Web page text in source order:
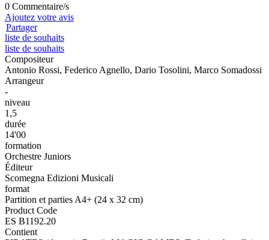
0 Commentaire/s
Ajoutez votre avis
Partager
liste de souhaits
liste de souhaits
Compositeur
Antonio Rossi, Federico Agnello, Dario Tosolini, Marco Somadossi
Arrangeur
-
niveau
1,5
durée
14'00
formation
Orchestre Juniors
Éditeur
Scomegna Edizioni Musicali
format
Partition et parties A4+ (24 x 32 cm)
Product Code
ES B1192.20
Contient